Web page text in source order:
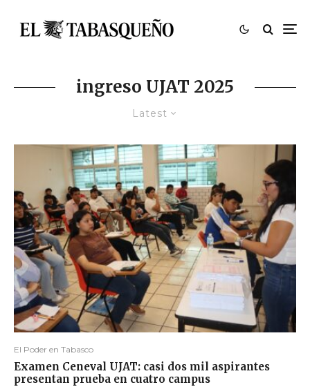
ingreso UJAT 2025
Latest
El Poder en Tabasco
Examen Ceneval UJAT: casi dos mil aspirantes
presentan prueba en cuatro campus